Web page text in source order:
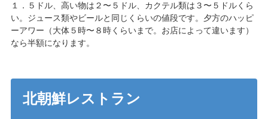
１．５ドル、高い物は２〜５ドル、カクテル類は３〜５ドルくら
い。ジュース類やビールと同じくらいの値段です。夕方のハッピ
ーアワー（大体５時〜８時くらいまで。お店によって違います）
なら半額になります。
北朝鮮レストラン